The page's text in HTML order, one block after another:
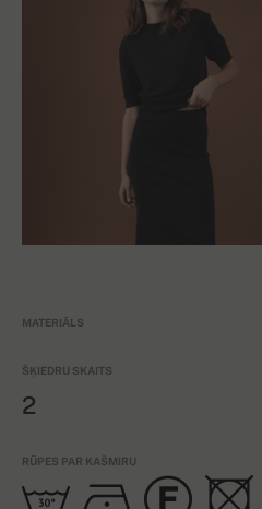
MATERIĀLS
ŠĶIEDRU SKAITS
2
RŪPES PAR KAŠMIRU